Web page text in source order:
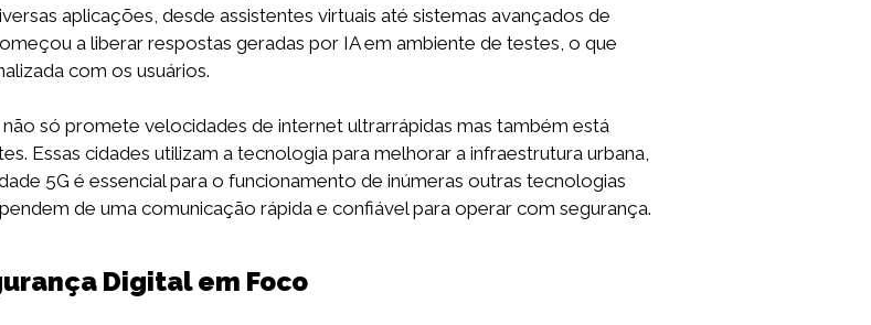
aplicações, desde assistentes virtuais até sistemas avançados de
a liberar respostas geradas por IA em ambiente de testes, o que
com os usuários.
não só promete velocidades de internet ultrarrápidas mas também está
Essas cidades utilizam a tecnologia para melhorar a infraestrutura urbana,
5G é essencial para o funcionamento de inúmeras outras tecnologias
de uma comunicação rápida e confiável para operar com segurança.
Digital em Foco